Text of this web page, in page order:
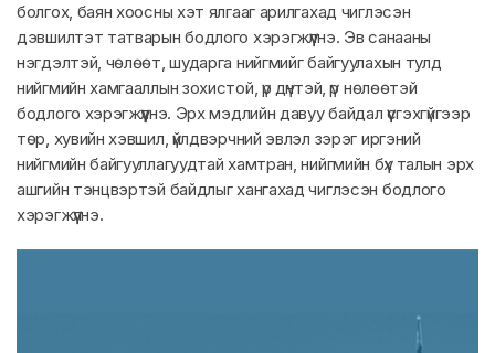
болгох, баян хоосны хэт ялгааг арилгахад чиглэсэн
дэвшилтэт татварын бодлого хэрэгжүүлнэ. Эв санааны
нэгдэлтэй, чөлөөт, шударга нийгмийг байгуулахын тулд
нийгмийн хамгааллын зохистой, үр дүнтэй, үр нөлөөтэй
бодлого хэрэгжүүлнэ. Эрх мэдлийн давуу байдал үүсгэхгүйгээр
төр, хувийн хэвшил, үйлдвэрчний эвлэл зэрэг иргэний
нийгмийн байгууллагуудтай хамтран, нийгмийн бүх талын эрх
ашгийн тэнцвэртэй байдлыг хангахад чиглэсэн бодлого
хэрэгжүүлнэ.